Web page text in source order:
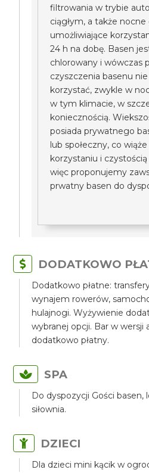
filtrowania w trybie
ciągłym, a także
umożliwiające
24 h na dobę. Basen
chlorowany i wówczas
czyszczenia basenu
korzystać, zwykle w
w tym klimacie, w
koniecznością.
posiada prywatnego
lub społeczny, co
korzystaniu i
więc proponujemy
prwatny basen do
DODATKOWO
Dodatkowo płatne:
wynajem rowerów,
hulajnogi. Wyżywienie
wybranej opcji. Bar w wersji
dodatkowo płatny.
SPA
Do dyspozycji Gości basen,
siłownia.
DZIECI
Dla dzieci mini kącik w